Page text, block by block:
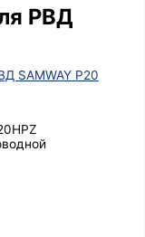
РВД
SAMWAY P20